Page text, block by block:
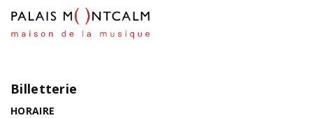
Billetterie
HORAIRE